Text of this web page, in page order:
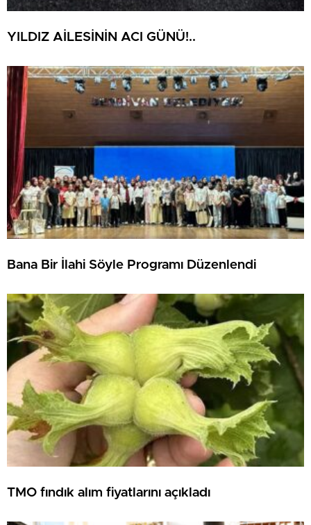
YILDIZ AİLESİNİN ACI GÜNÜ!..
Bana Bir İlahi Söyle Programı Düzenlendi
TMO fındık alım fiyatlarını açıkladı